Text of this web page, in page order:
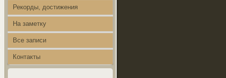
Рекорды, достижения
На заметку
Все записи
Контакты